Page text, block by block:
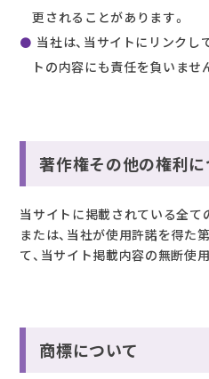
更されることがあります。
当社は、当サイトにリンク
トの内容にも責任を負いませ
著作権その他の権利に
当サイトに掲載されている全て
または、当社が使用許諾を得た
て、当サイト掲載内容の無断使用
商標について